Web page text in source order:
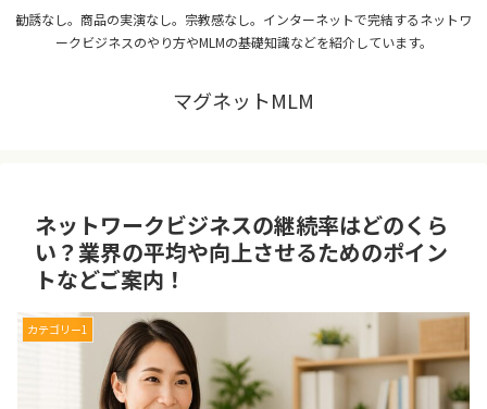
勧誘なし。商品の実演なし。宗教感なし。インターネットで完結するネットワ
ークビジネスのやり方やMLMの基礎知識などを紹介しています。
マグネットMLM
ネットワークビジネスの継続率はどのくら
い？業界の平均や向上させるためのポイン
トなどご案内！
カテゴリー1